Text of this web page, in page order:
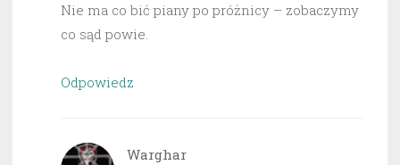
Nie ma co bić piany po próżnicy – zobaczymy
co sąd powie.
Odpowiedz
Warghar